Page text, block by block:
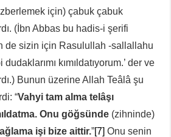
için) çabuk çabuk
(İbn Abbas bu hadis-i şerifi
de sizin için Rasulullah -sallallahu
kımıldatıyorum.’ der ve
Bunun üzerine Allah Teâlâ şu
“Vahyi tam alma telâşı
Onu göğsünde (zihninde)
işi bize aittir.”[7] Onu senin